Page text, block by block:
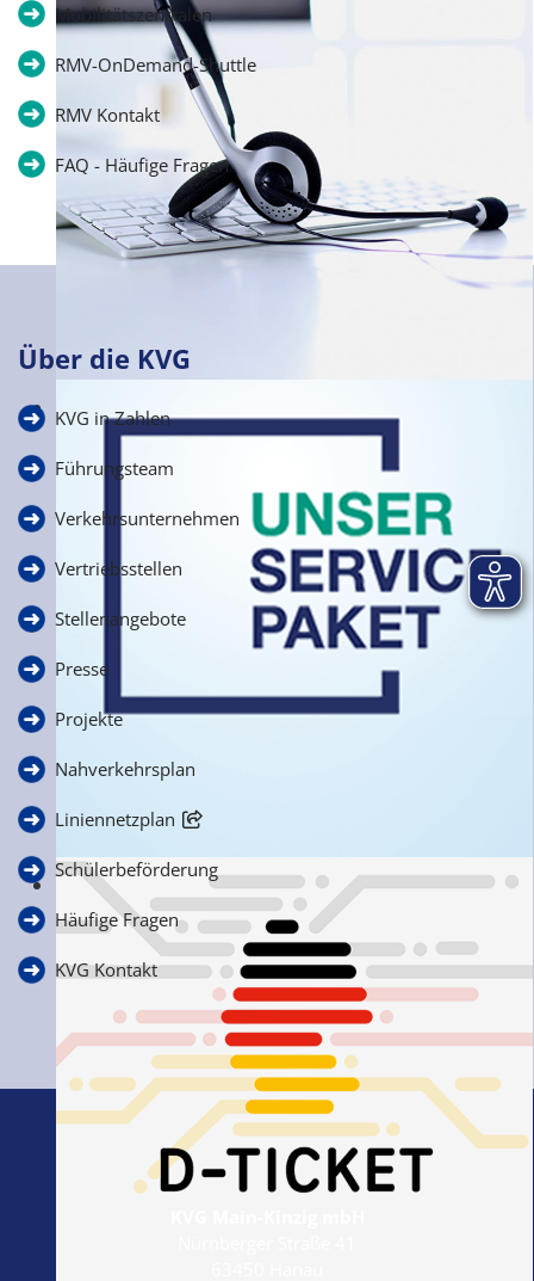
Häufige Fragen
zur Schülerbeförderung
Ihre Anfragen, Anregungen & Kritik
Mobilitätszentralen
RMV-OnDemand-Shuttle
RMV Kontakt
FAQ - Häufige Fragen
Über die KVG
KVG in Zahlen
Führungsteam
Verkehrsunternehmen
Vertriebsstellen
Stellenangebote
Presse
Projekte
Nahverkehrsplan
Liniennetzplan
Schülerbeförderung
Häufige Fragen
KVG Kontakt